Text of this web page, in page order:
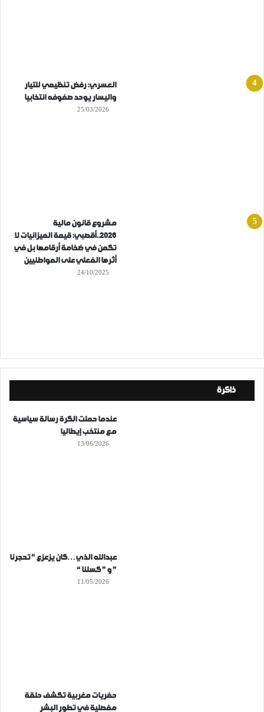
العسري: رفض تنظيمي للتيار
واليسار يوحد صفوفه انتخابيا
25/03/2026
مشروع قانون مالية
2026..أقصبي: قيمة الميزانيات لا
تكمن في ضخامة أرقامها بل في
أثرها الفعلي على المواطنيين
24/10/2025
ذاكرة
عندما حملت الكرة رسالة سياسية
مع منتخب إيطاليا
13/06/2026
عبدالله الذي…كان يزعزع ” تحجرنا
” و ” كسلنا “
11/05/2026
حفريات مغربية تكشف حلقة
مفصلية في تطور البشر